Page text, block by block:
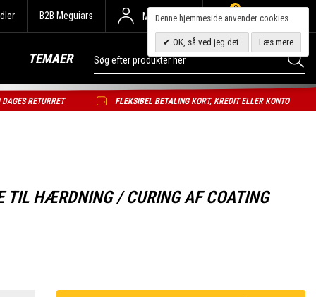
B2B Meguiars Min Konto
0
TEMAER
DAGES RETURRET FLEKSIBEL BETALING KORT, KREDIT ELLER KONTO
TIL HÆRDNING / CURING AF COATING
Denne hjemmeside anvender cookies.
OK, så ved jeg det. Læs mere